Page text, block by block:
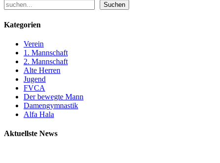
Suchen
Kategorien
Verein
1. Mannschaft
2. Mannschaft
Alte Herren
Jugend
FVCA
Der bewegte Mann
Damengymnastik
Alfa Hala
Aktuellste News